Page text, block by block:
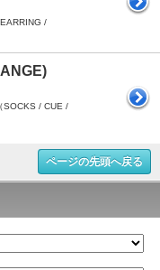
/
SOCKS / CUE /
ページの先頭へ戻る